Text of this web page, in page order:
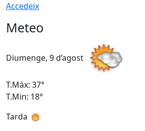
Accedeix
Meteo
Diumenge, 9 d’agost
T.Màx: 37°
T.Min: 18°
Tarda